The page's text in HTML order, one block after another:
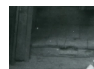
Razbijena
kokain i
(FOTO)